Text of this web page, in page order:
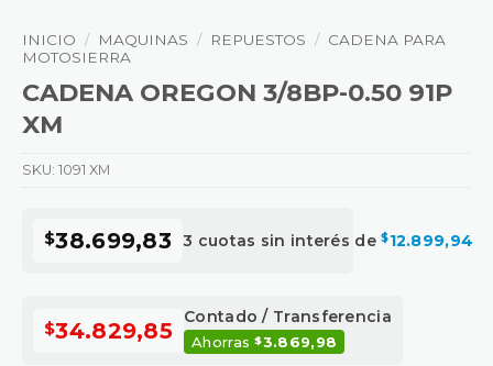
INICIO / MAQUINAS / REPUESTOS / CADENA PARA
MOTOSIERRA
CADENA OREGON 3/8BP-0.50 91P
XM
$38.699,83 3 cuotas sin interés de$12.899,94
$34.829,85
Contado / Transferencia
Ahorras$3.869,98
SKU: 1091 XM